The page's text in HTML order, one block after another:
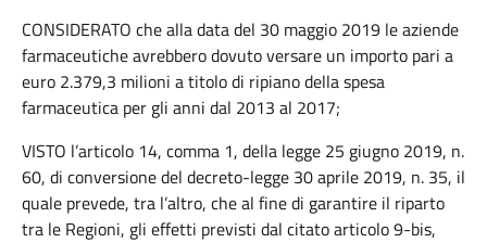
CONSIDERATO che alla data del 30 maggio 2019 le aziende
farmaceutiche avrebbero dovuto versare un importo pari a
euro 2.379,3 milioni a titolo di ripiano della spesa
farmaceutica per gli anni dal 2013 al 2017;
VISTO l’articolo 14, comma 1, della legge 25 giugno 2019, n.
60, di conversione del decreto-legge 30 aprile 2019, n. 35, il
quale prevede, tra l’altro, che al fine di garantire il riparto
tra le Regioni, gli effetti previsti dal citato articolo 9-bis,